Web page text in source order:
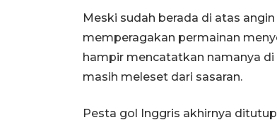
Meski sudah berada di atas
memperagakan permainan
hampir mencatatkan namanya
masih meleset dari sasaran.
Pesta gol Inggris akhirnya